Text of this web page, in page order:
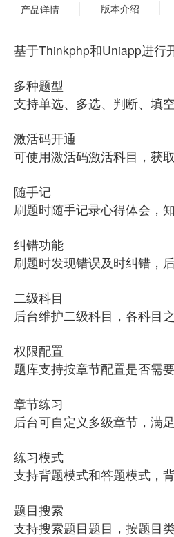
产品详情 版本介绍
基于Thinkphp和Uniapp进行
多种题型
支持单选、多选、判断、填
激活码开通
可使用激活码激活科目，获
随手记
刷题时随手记录心得体会，
纠错功能
刷题时发现错误及时纠错，
二级科目
后台维护二级科目，各科目
权限配置
题库支持按章节配置是否需
章节练习
后台可自定义多级章节，满
练习模式
支持背题模式和答题模式，
题目搜索
支持搜索题目题目，按题目